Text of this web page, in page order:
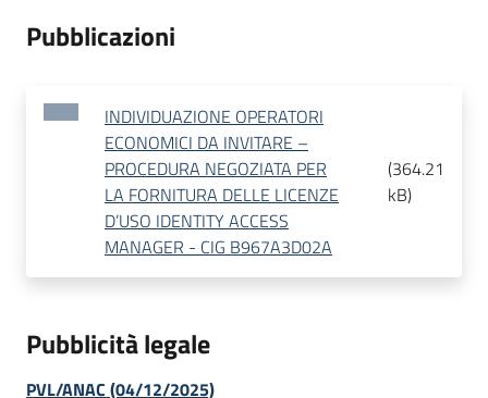
Pubblicazioni
INDIVIDUAZIONE OPERATORI
ECONOMICI DA INVITARE –
PROCEDURA NEGOZIATA PER
LA FORNITURA DELLE LICENZE
D’USO IDENTITY ACCESS
MANAGER - CIG B967A3D02A
(364.21
kB)
Pubblicità legale
PVL/ANAC (04/12/2025)